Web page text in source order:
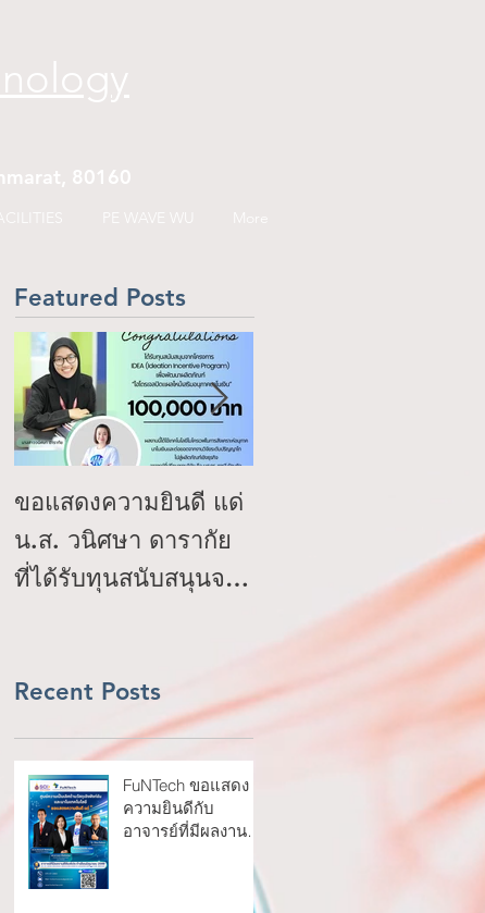
PE WAVE WU More
80160
Featured Posts
ขอแสดงความยินดี แด่
น.ส. วนิศษา ดารากัย
ที่ได้รับทุนสนับสนุนจาก
Program) : TED
Youth Startup
Recent Posts
FuNTech ขอแสดง
ความยินดีกับ
อาจารย์ที่มีผลงาน
เดือนมิถุนายน 2569